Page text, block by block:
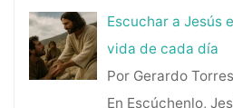
Escuchar a Jesús
vida de cada día
Por Gerardo
En Escúchenlo,